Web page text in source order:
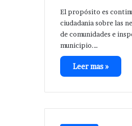
El propósito es
ciudadania sobre las
de comunidades e
municipio.…
Leer mas »
Tepeaca ; detienen a uno